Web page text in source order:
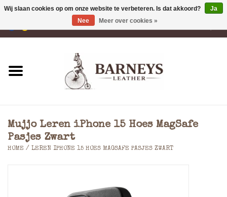
Portemonnees
Rugzakken
Mujjo Leren iPhone 15 Hoes MagSafe
Pasjes Zwart
HOME / LEREN IPHONE 15 HOES MAGSAFE PASJES ZWART
Wij slaan cookies op om onze website te verbeteren. Is dat akkoord?
Ja
Nee
Meer over cookies »